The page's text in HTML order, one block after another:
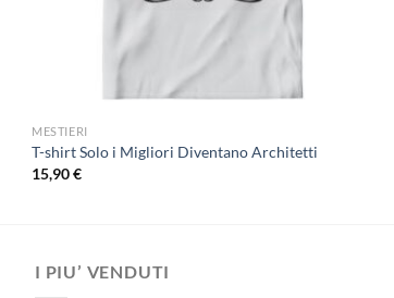
MESTIERI
T-shirt Solo i Migliori Diventano Architetti
15,90€
I PIU’ VENDUTI